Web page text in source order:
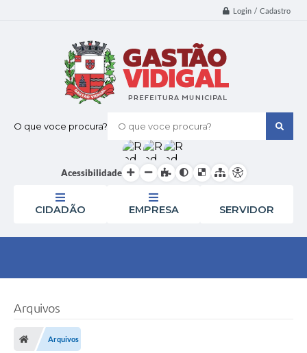
Login / Cadastro
O que voce procura?
Acessibilidade
CIDADÃO EMPRESA SERVIDOR
Arquivos
Arquivos